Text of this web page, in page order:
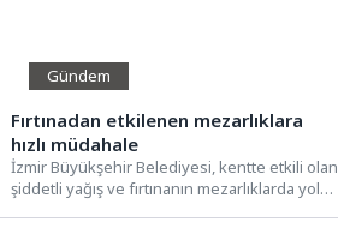
Gündem
Fırtınadan etkilenen mezarlıklara
hızlı müdahale
İzmir Büyükşehir Belediyesi, kentte etkili olan
şiddetli yağış ve fırtınanın mezarlıklarda yol